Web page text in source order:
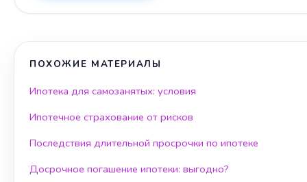
ПОХОЖИЕ МАТЕРИАЛЫ
Ипотека для самозанятых: условия
Ипотечное страхование от рисков
Последствия длительной просрочки по ипотеке
Досрочное погашение ипотеки: выгодно?